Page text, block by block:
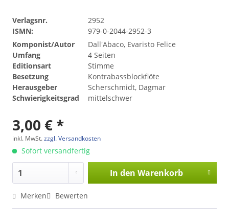
Verlagsnr.
2952
ISMN:
979-0-2044-2952-3
Komponist/Autor
Dall'Abaco, Evaristo Felice
Umfang
4 Seiten
Editionsart
Stimme
Besetzung
Kontrabassblockflöte
Herausgeber
Scherschmidt, Dagmar
Schwierigkeitsgrad
mittelschwer
3,00 € *
inkl. MwSt.zzgl. Versandkosten
Sofort versandfertig
In den Warenkorb
Merken Bewerten